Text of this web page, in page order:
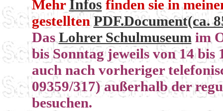
Mehr Infos finden sie in
gestellten PDF.Document(ca.
DasLohrer Schulmuseum im
bis Sonntag jeweils von 14
auch nach vorheriger
09359/317) außerhalb der
besuchen.